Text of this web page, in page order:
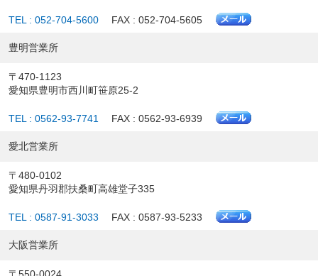
TEL : 052-704-5600 FAX : 052-704-5605
豊明営業所
〒470-1123
愛知県豊明市西川町笹原25-2
TEL : 0562-93-7741 FAX : 0562-93-6939
愛北営業所
〒480-0102
愛知県丹羽郡扶桑町高雄堂子335
TEL : 0587-91-3033 FAX : 0587-93-5233
大阪営業所